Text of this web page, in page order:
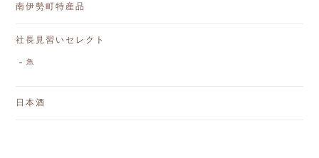
南伊勢町特産品
社長見習いセレクト
魚
日本酒